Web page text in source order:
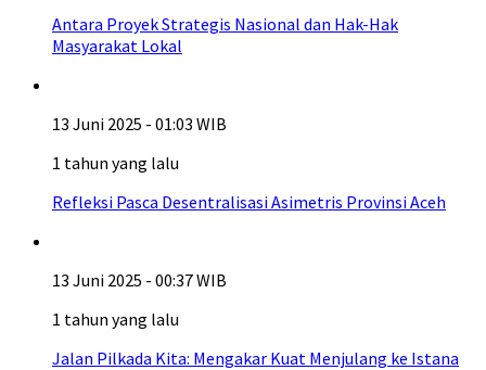
Antara Proyek Strategis Nasional dan Hak-Hak
Masyarakat Lokal
13 Juni 2025 - 01:03 WIB
1 tahun yang lalu
Refleksi Pasca Desentralisasi Asimetris Provinsi Aceh
13 Juni 2025 - 00:37 WIB
1 tahun yang lalu
Jalan Pilkada Kita: Mengakar Kuat Menjulang ke Istana